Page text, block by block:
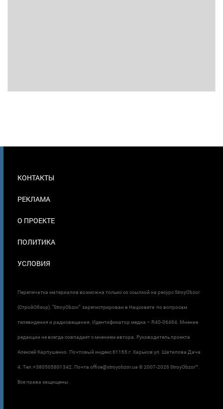
В
КОНТАКТЫ
РЕКЛАМА
О ПРОЕКТЕ
ПОЛИТИКА
УСЛОВИЯ
Перепечатка материалов возможна только со ссылкой на ресурс StroyObzor
(СтройОбзор). "StroyObzor" зарегистрирован в Нацсовете по вопросам
телевидения и радиовещания. Идентификатор медиа – R40-06464. Мнение
редакции не всегда совпадает с мнением автора. Руководитель проекта
Алексей Карпушенко. Почтовый индекс 61165 г. Харьков ул. Шатилова Дача
4. Тел.+380505801342. Почта office@stroyobzor.ua © 2007-2026 StroyObzor™.
Все права защищены.